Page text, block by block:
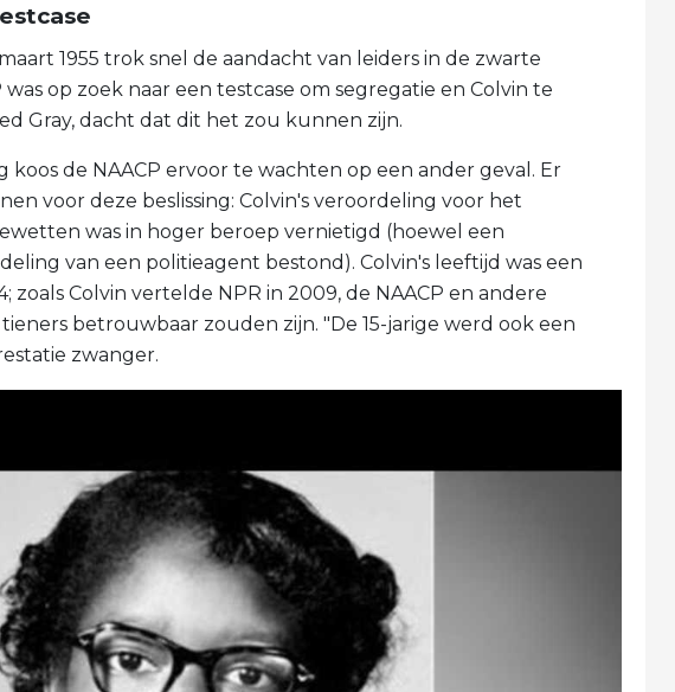
1955 trok snel de aandacht van leiders in de zwarte
was op zoek naar een testcase om segregatie en Colvin te
Gray, dacht dat dit het zou kunnen zijn.
koos de NAACP ervoor te wachten op een ander geval. Er
voor deze beslissing: Colvin's veroordeling voor het
was in hoger beroep vernietigd (hoewel een
van een politieagent bestond). Colvin's leeftijd was een
zoals Colvin vertelde NPR in 2009, de NAACP en andere
betrouwbaar zouden zijn. "De 15-jarige werd ook een
zwanger.